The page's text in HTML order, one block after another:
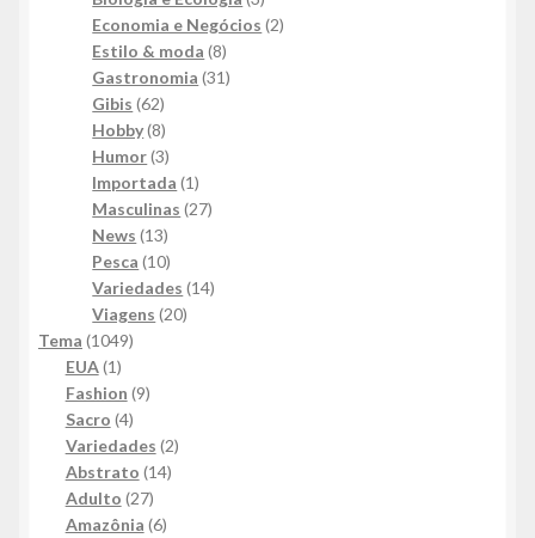
produtos
Economia e Negócios 22
Estilo & moda 88
produtos
Gastronomia 3131
Gibis 6262
produtos
Hobby 88
produtos
Humor 33
produtos
Importada 11
produto
Masculinas 2727
News 1313
produtos
Pesca 1010
produtos
Variedades 1414
Viagens 2020
Tema 10491049
EUA 11
produto
Fashion 99
Sacro 44
produtos
Variedades 22
Abstrato 1414
Adulto 2727
produtos
Amazônia 66